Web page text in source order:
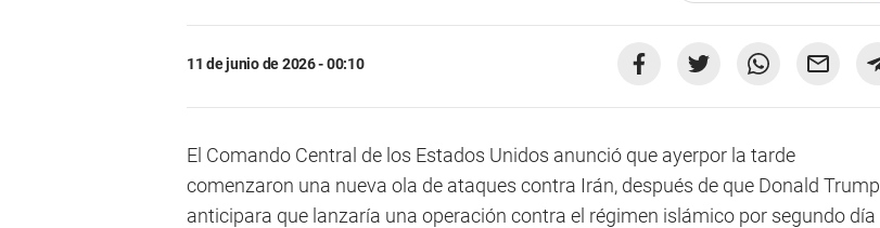
11 de junio de 2026 - 00:10
El Comando Central de los Estados Unidos anunció que ayerpor la tarde
comenzaron una nueva ola de ataques contra Irán, después de que Donald Trump
anticipara que lanzaría una operación contra el régimen islámico por segundo día